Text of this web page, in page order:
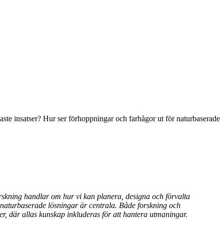
insatser? Hur ser förhoppningar och farhågor ut för naturbaserade
handlar om hur vi kan planera, designa och förvalta
lösningar är centrala. Både forskning och
där allas kunskap inkluderas för att hantera utmaningar.